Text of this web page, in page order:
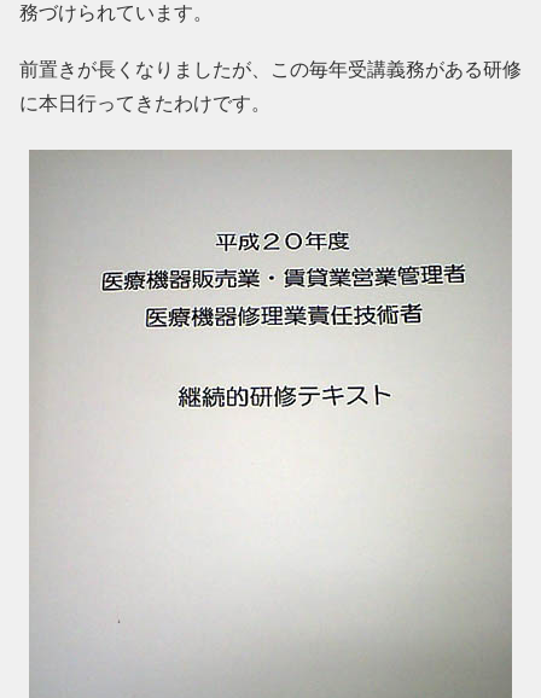
務づけられています。
前置きが長くなりましたが、この毎年受講義務がある研修
に本日行ってきたわけです。